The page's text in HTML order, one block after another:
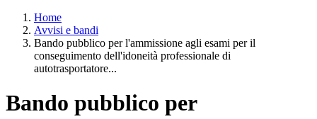
Home
Avvisi e bandi
Bando pubblico per l'ammissione agli esami per il
conseguimento dell'idoneità professionale di
autotrasportatore...
Bando pubblico per